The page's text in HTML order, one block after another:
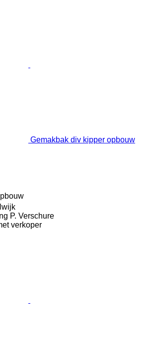
Gemakbak div kipper opbouw
P. Verschure
verkoper